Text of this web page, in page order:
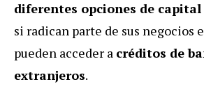
diferentes opciones de
si radican parte de sus negocios
pueden acceder a créditos de
extranjeros.